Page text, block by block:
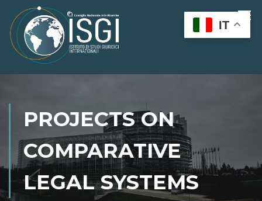
PROJECTS ON
COMPARATIVE
LEGAL SYSTEMS
IT